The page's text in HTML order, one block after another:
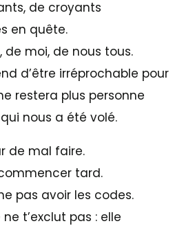
de croyants
en quête.
de moi, de nous tous.
d’être irréprochable pour
restera plus personne
nous a été volé.
de mal faire.
tard.
pas avoir les codes.
t’exclut pas : elle